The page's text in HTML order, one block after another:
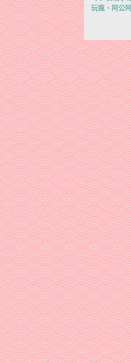
玩瘋、阿公